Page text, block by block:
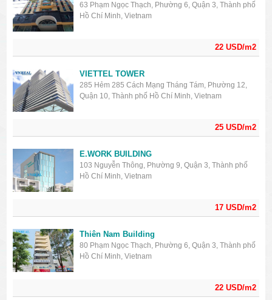
22 USD/m2
63 Phạm Ngọc Thạch, Phường 6, Quận 3, Thành phố
Hồ Chí Minh, Vietnam
25 USD/m2
VIETTEL TOWER
285 Hẻm 285 Cách Mạng Tháng Tám, Phường 12,
Quận 10, Thành phố Hồ Chí Minh, Vietnam
17 USD/m2
E.WORK BUILDING
103 Nguyễn Thông, Phường 9, Quận 3, Thành phố
Hồ Chí Minh, Vietnam
22 USD/m2
Thiên Nam Building
80 Phạm Ngọc Thạch, Phường 6, Quận 3, Thành phố
Hồ Chí Minh, Vietnam